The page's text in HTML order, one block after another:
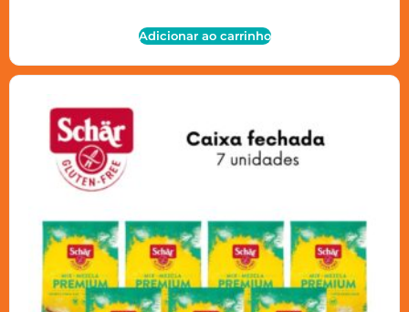
Adicionar ao carrinho